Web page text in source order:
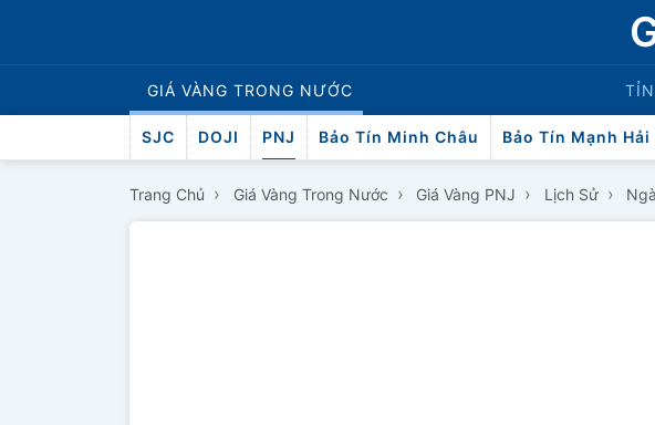
GIÁ VÀNG TRONG NƯỚC
SJC DOJI PNJ Bảo Tín Minh Châu Bảo Tín Mạnh Hải
Trang Chủ › Giá Vàng Trong Nước › Giá Vàng PNJ › Lịch Sử›